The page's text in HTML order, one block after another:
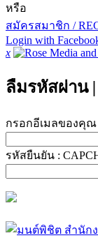
หรือ
สมัครสมาชิก /
Login with
x
ลืมรหัสผ่าน |
กรอกอีเมลของคุณ
รหัสยืนยัน :